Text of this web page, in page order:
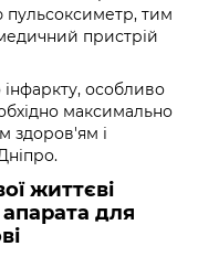
пульсоксиметр, тим
пристрій
інфаркту, особливо
максимально
здоров'ям і
життєві
для